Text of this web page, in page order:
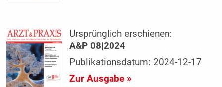
Ursprünglich erschienen:
A&P 08|2024
Publikationsdatum: 2024-12-17
Zur Ausgabe »